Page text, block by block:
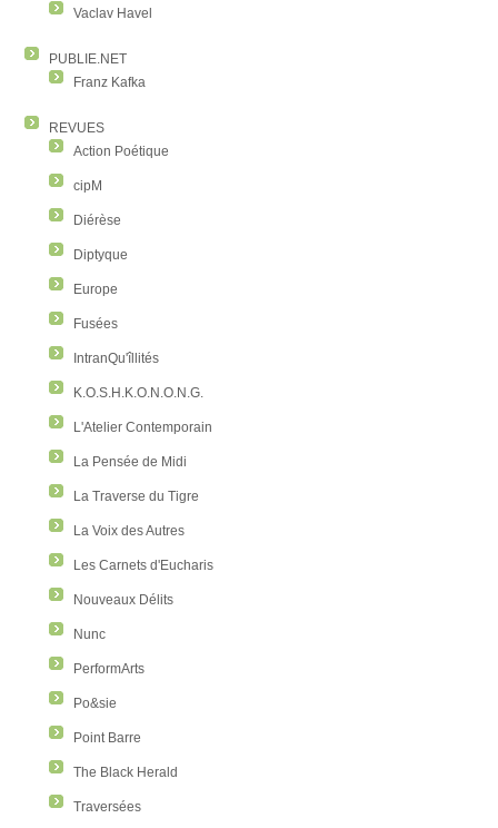
Vaclav Havel
PUBLIE.NET
Franz Kafka
REVUES
Action Poétique
cipM
Diérèse
Diptyque
Europe
Fusées
IntranQu'îllités
K.O.S.H.K.O.N.O.N.G.
L'Atelier Contemporain
La Pensée de Midi
La Traverse du Tigre
La Voix des Autres
Les Carnets d'Eucharis
Nouveaux Délits
Nunc
PerformArts
Po&sie
Point Barre
The Black Herald
Traversées